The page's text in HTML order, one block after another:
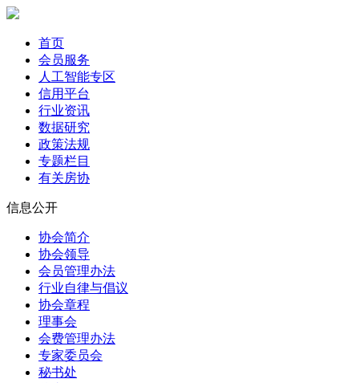
首页
会员服务
人工智能专区
信用平台
行业资讯
数据研究
政策法规
专题栏目
有关房协
信息公开
协会简介
协会领导
会员管理办法
行业自律与倡议
协会章程
理事会
会费管理办法
专家委员会
秘书处